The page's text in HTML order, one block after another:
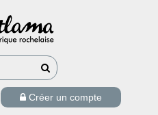
Créer un compte